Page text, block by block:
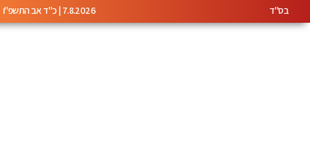
בס"ד 7.8.2026 | כ"ד אב התשפ"ו